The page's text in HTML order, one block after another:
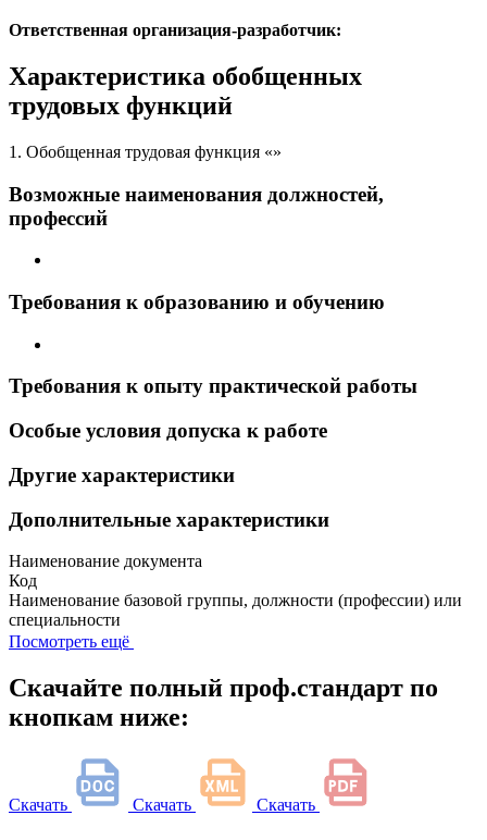
Ответственная организация-разработчик:
Характеристика обобщенных
трудовых функций
1. Обобщенная трудовая функция «»
Возможные наименования должностей,
профессий
Требования к образованию и обучению
Требования к опыту практической работы
Особые условия допуска к работе
Другие характеристики
Дополнительные характеристики
Наименование документа
Код
Наименование базовой группы, должности (профессии) или
специальности
Посмотреть ещё
Скачайте полный проф.стандарт по
кнопкам ниже:
Скачать Скачать Скачать